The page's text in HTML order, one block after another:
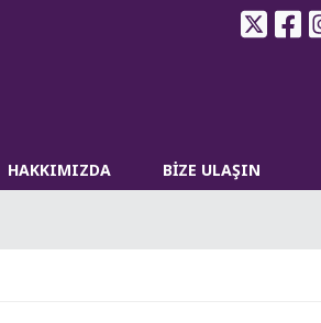
HAKKIMIZDA BİZE ULAŞIN